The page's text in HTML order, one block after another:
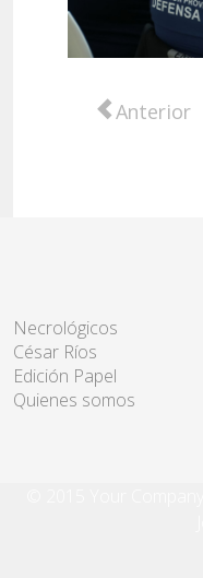
Artículo
Anterior
Necrológicos
César Ríos
Edición Papel
Quienes somos